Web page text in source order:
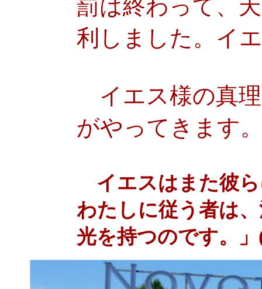
罰は終わって、
利しました。イ
イエス様の真
がやってきます
イエスはまた彼ら
わたしに従う者は
光を持つのです。